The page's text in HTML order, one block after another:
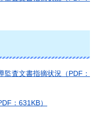
査文書指摘状況（PDF：
：631KB）